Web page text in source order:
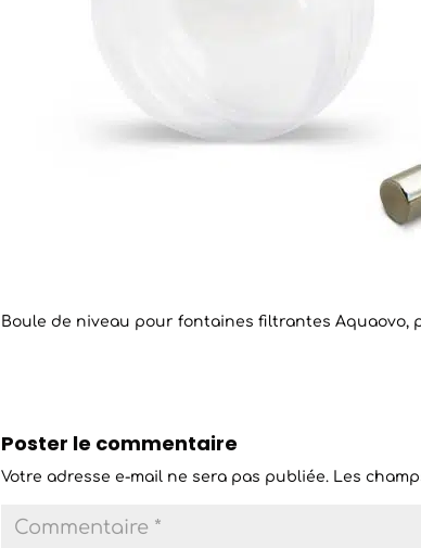
Boule de niveau pour fontaines filtrantes
Poster le commentaire
Votre adresse e-mail ne sera pas publiée. Les